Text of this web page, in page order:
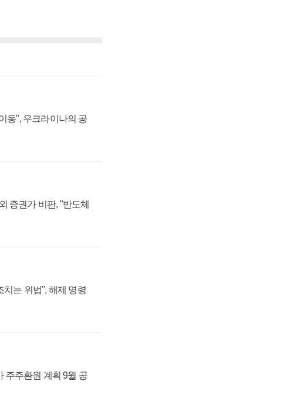
동", 우크라이나의 공
증권가 비판, "반도체
치는 위법", 해제 명령
주주환원 계획 9월 공